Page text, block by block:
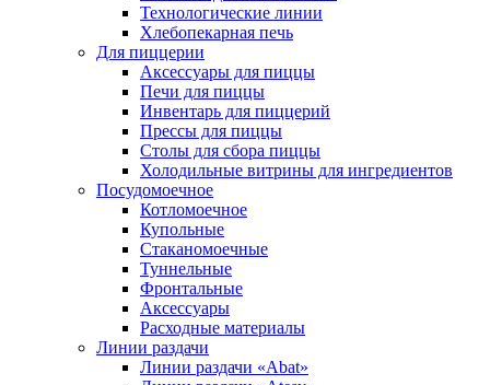
Технологические линии
Хлебопекарная печь
Для пиццерии
Аксессуары для пиццы
Печи для пиццы
Инвентарь для пиццерий
Прессы для пиццы
Столы для сбора пиццы
Холодильные витрины для ингредиентов
Посудомоечное
Котломоечное
Купольные
Стаканомоечные
Туннельные
Фронтальные
Аксессуары
Расходные материалы
Линии раздачи
Линии раздачи «Abat»